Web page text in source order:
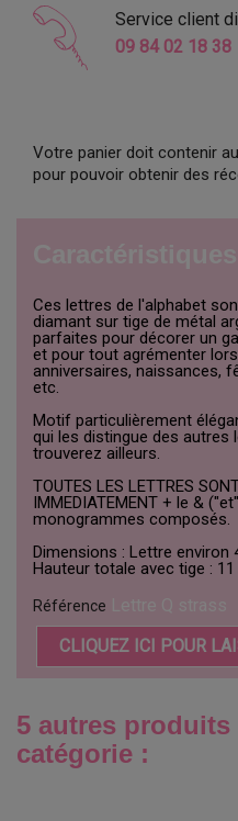
Service client
09 84 02 18 38
Votre panier doit contenir
pour pouvoir obtenir des
Ces lettres de l'alphabet
diamant sur tige de métal
parfaites pour décorer un
et pour tout agrémenter
anniversaires, naissances,
etc.
Motif particulièrement
qui les distingue des
trouverez ailleurs.
TOUTES LES LETTRES
IMMEDIATEMENT + le &
monogrammes composés.
Dimensions : Lettre environ
Hauteur totale avec tige :
Référence
CLIQUEZ ICI POUR
5 autres produits
catégorie :